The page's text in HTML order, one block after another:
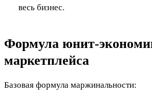
весь бизнес.
Формула юнит-
маркетплейса
Базовая формула маржинальности: